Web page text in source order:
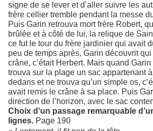
signe de se lever et d’aller suivre les
frère cellier tremble pendant la messe
Puis Garin retrouva mort frère Robert,
brûlée et à côté de lui, la relique de
ce fut le tour du frère jardinier qui avait
peu de temps après, Garin découvrit
crâne, c’était Herbert. Mais quand Garin
trouva sur la plage un sac appartenant
dedans et ne trouva qu’un simple os,
avait remis le crâne à sa place. Puis
direction de l’horizon, avec le sac
Choix d’un passage remarquable
lignes. Page 190